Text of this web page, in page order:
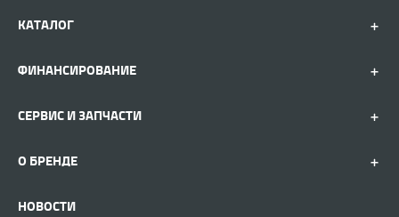
КАТАЛОГ
ФИНАНСИРОВАНИЕ
СЕРВИС И ЗАПЧАСТИ
О БРЕНДЕ
НОВОСТИ